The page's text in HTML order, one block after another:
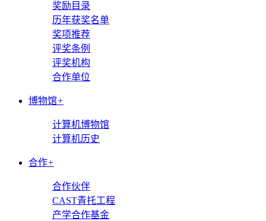
奖励目录
历年获奖名单
奖项推荐
评奖条例
评奖机构
合作单位
博物馆+
计算机博物馆
计算机历史
合作+
合作伙伴
CAST青托工程
产学合作基金